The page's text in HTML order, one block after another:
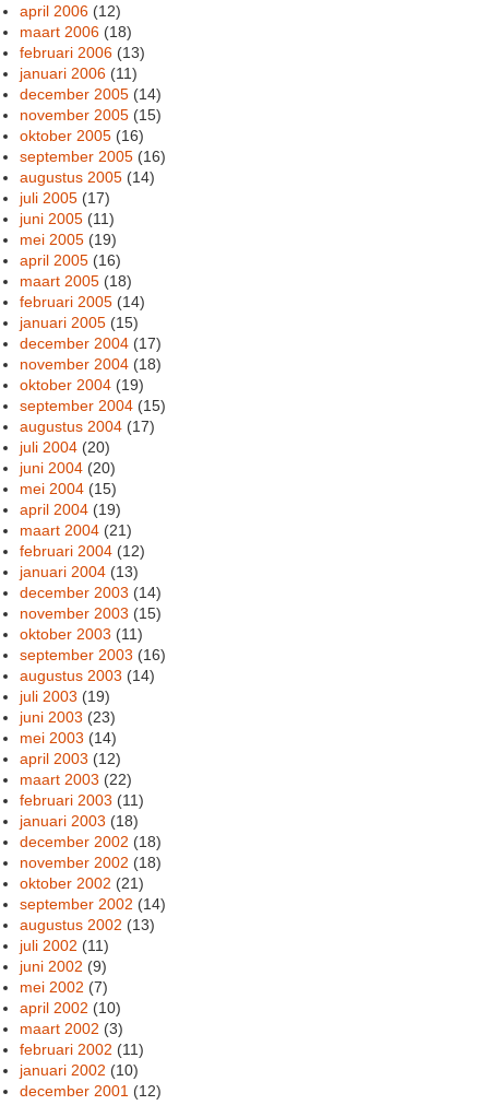
april 2006 (12)
maart 2006 (18)
februari 2006 (13)
januari 2006 (11)
december 2005 (14)
november 2005 (15)
oktober 2005 (16)
september 2005 (16)
augustus 2005 (14)
juli 2005 (17)
juni 2005 (11)
mei 2005 (19)
april 2005 (16)
maart 2005 (18)
februari 2005 (14)
januari 2005 (15)
december 2004 (17)
november 2004 (18)
oktober 2004 (19)
september 2004 (15)
augustus 2004 (17)
juli 2004 (20)
juni 2004 (20)
mei 2004 (15)
april 2004 (19)
maart 2004 (21)
februari 2004 (12)
januari 2004 (13)
december 2003 (14)
november 2003 (15)
oktober 2003 (11)
september 2003 (16)
augustus 2003 (14)
juli 2003 (19)
juni 2003 (23)
mei 2003 (14)
april 2003 (12)
maart 2003 (22)
februari 2003 (11)
januari 2003 (18)
december 2002 (18)
november 2002 (18)
oktober 2002 (21)
september 2002 (14)
augustus 2002 (13)
juli 2002 (11)
juni 2002 (9)
mei 2002 (7)
april 2002 (10)
maart 2002 (3)
februari 2002 (11)
januari 2002 (10)
december 2001 (12)